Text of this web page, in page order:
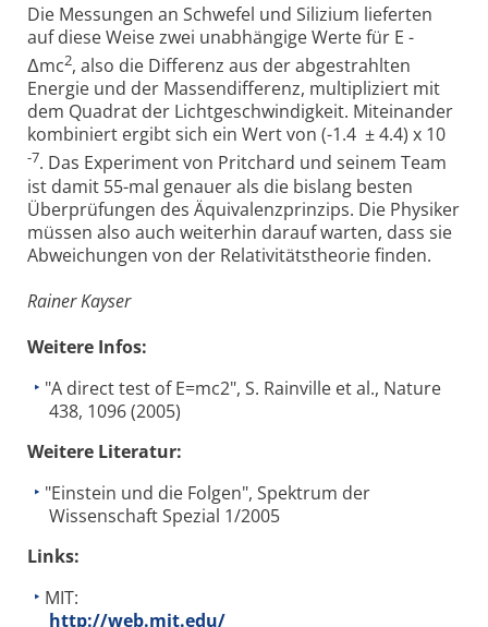
Die Messungen an Schwefel und Silizium lieferten
auf diese Weise zwei unabhängige Werte für E -
Δmc2, also die Differenz aus der abgestrahlten
Energie und der Massendifferenz, multipliziert mit
dem Quadrat der Lichtgeschwindigkeit. Miteinander
kombiniert ergibt sich ein Wert von (-1.4 ± 4.4) x 10
-7. Das Experiment von Pritchard und seinem Team
ist damit 55-mal genauer als die bislang besten
Überprüfungen des Äquivalenzprinzips. Die Physiker
müssen also auch weiterhin darauf warten, dass sie
Abweichungen von der Relativitätstheorie finden.
Rainer Kayser
Weitere Infos:
"A direct test of E=mc2", S. Rainville et al., Nature
438, 1096 (2005)
Weitere Literatur:
"Einstein und die Folgen", Spektrum der
Wissenschaft Spezial 1/2005
Links:
MIT:
http://web.mit.edu/